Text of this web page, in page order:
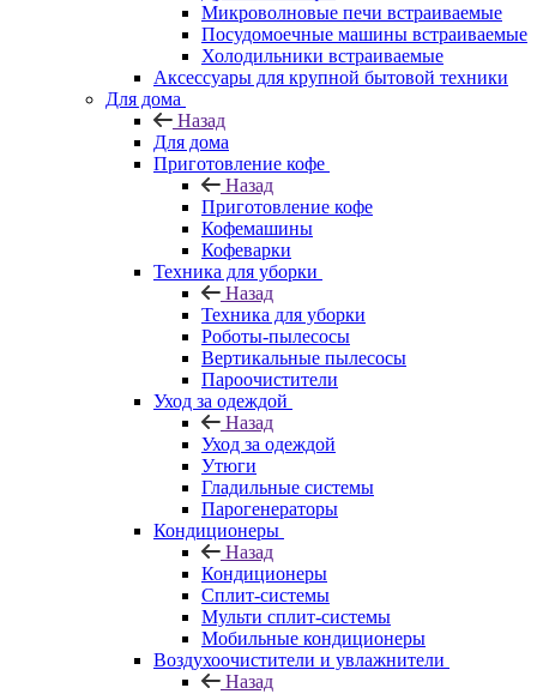
Микроволновые печи встраиваемые
Посудомоечные машины встраиваемые
Холодильники встраиваемые
Аксессуары для крупной бытовой техники
Для дома
Назад
Для дома
Приготовление кофе
Назад
Приготовление кофе
Кофемашины
Кофеварки
Техника для уборки
Назад
Техника для уборки
Роботы-пылесосы
Вертикальные пылесосы
Пароочистители
Уход за одеждой
Назад
Уход за одеждой
Утюги
Гладильные системы
Парогенераторы
Кондиционеры
Назад
Кондиционеры
Сплит-системы
Мульти сплит-системы
Мобильные кондиционеры
Воздухоочистители и увлажнители
Назад